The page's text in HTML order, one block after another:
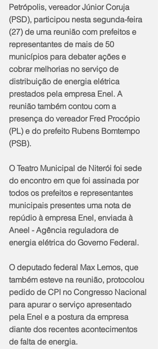
Petrópolis, vereador Júnior Coruja
(PSD), participou nesta segunda-feira
(27) de uma reunião com prefeitos e
representantes de mais de 50
municípios para debater ações e
cobrar melhorias no serviço de
distribuição de energia elétrica
prestados pela empresa Enel. A
reunião também contou com a
presença do vereador Fred Procópio
(PL) e do prefeito Rubens Bomtempo
(PSB).
O Teatro Municipal de Niterói foi sede
do encontro em que foi assinada por
todos os prefeitos e representantes
municipais presentes uma nota de
repúdio à empresa Enel, enviada à
Aneel - Agência reguladora de
energia elétrica do Governo Federal.
O deputado federal Max Lemos, que
também esteve na reunião, protocolou
pedido de CPI no Congresso Nacional
para apurar o serviço apresentado
pela Enel e a postura da empresa
diante dos recentes acontecimentos
de falta de energia.